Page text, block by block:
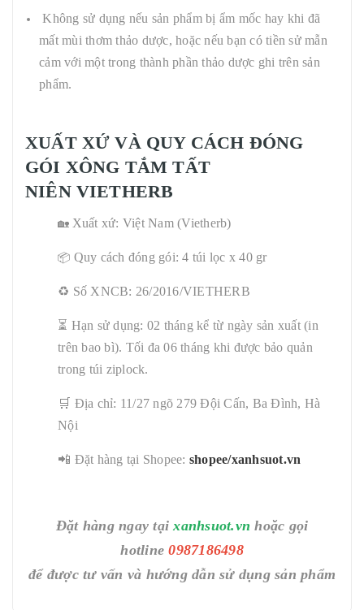
Không sử dụng nếu sản phẩm bị ẩm mốc hay khi đã
mất mùi thơm thảo dược, hoặc nếu bạn có tiền sử mẫn
cảm với một trong thành phần thảo dược ghi trên sản
phẩm.
XUẤT XỨ VÀ QUY CÁCH ĐÓNG
GÓI XÔNG TẮM TẤT
NIÊN VIETHERB
🏡 Xuất xứ: Việt Nam (Vietherb)
📦 Quy cách đóng gói: 4 túi lọc x 40 gr
♻️ Số XNCB: 26/2016/VIETHERB
⏳ Hạn sử dụng: 02 tháng kể từ ngày sản xuất (in
trên bao bì). Tối đa 06 tháng khi được bảo quản
trong túi ziplock.
🛒 Địa chỉ: 11/27 ngõ 279 Đội Cấn, Ba Đình, Hà
Nội
📲 Đặt hàng tại Shopee: shopee/xanhsuot.vn
Đặt hàng ngay tạixanhsuot.vn hoặc gọi
hotline0987186498
để được tư vấn và hướng dẫn sử dụng sản phẩm